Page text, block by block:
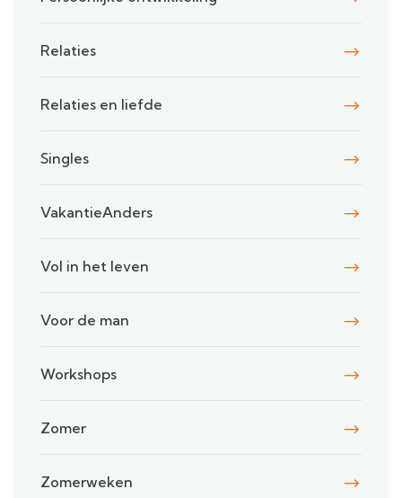
Relaties
Relaties en liefde
Singles
VakantieAnders
Vol in het leven
Voor de man
Workshops
Zomer
Zomerweken